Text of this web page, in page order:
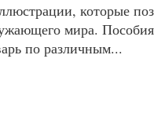
которые
мира.
по различным...